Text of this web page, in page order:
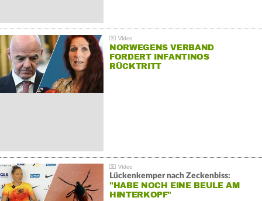
NORWEGENS VERBAND
FORDERT INFANTINOS
RÜCKTRITT
Lückenkemper nach Zeckenbiss:
"HABE NOCH EINE BEULE AM
HINTERKOPF"